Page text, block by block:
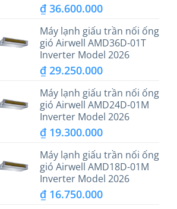
₫ 36.600.000
Máy lạnh giấu trần nối ống
gió Airwell AMD36D-01T
Inverter Model 2026
₫ 29.250.000
Máy lạnh giấu trần nối ống
gió Airwell AMD24D-01M
Inverter Model 2026
₫ 19.300.000
Máy lạnh giấu trần nối ống
gió Airwell AMD18D-01M
Inverter Model 2026
₫ 16.750.000